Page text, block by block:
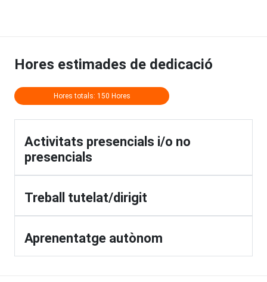
Hores estimades de dedicació
Hores totals: 150 Hores
Activitats presencials i/o no
presencials
Treball tutelat/dirigit
Aprenentatge autònom